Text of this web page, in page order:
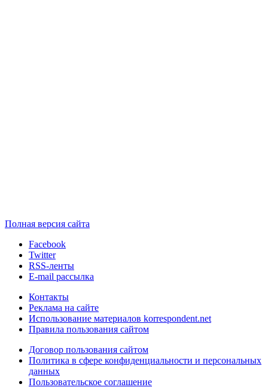
Полная версия сайта
Facebook
Twitter
RSS-ленты
E-mail рассылка
Контакты
Реклама на сайте
Использование материалов korrespondent.net
Правила пользования сайтом
Договор пользования сайтом
Политика в сфере конфиденциальности и персональных
данных
Пользовательское соглашение